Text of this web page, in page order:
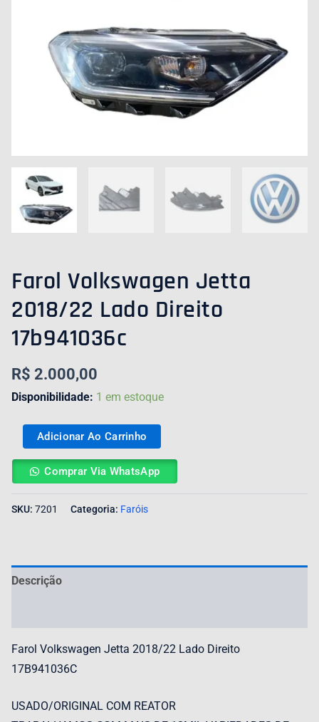
Farol Volkswagen Jetta
2018/22 Lado Direito
17b941036c
R$ 2.000,00
Disponibilidade: 1 em estoque
Adicionar Ao Carrinho
Comprar Via WhatsApp
SKU: 7201 Categoria: Faróis
Descrição
Farol Volkswagen Jetta 2018/22 Lado Direito
17B941036C
USADO/ORIGINAL COM REATOR